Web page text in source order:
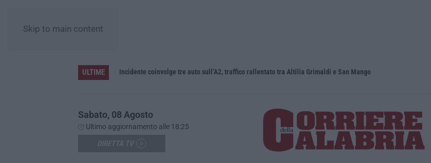
Skip to main content
ULTIME
La denuncia di Si-Avs Calabria: «Bloccate in mezzo al mare oltre 500 persone dirette al corteo No Ponte» Incidente coinvolge tre auto sull’A2, traffico rallentato tra Altilia Grimaldi e San Mango
Sabato, 08 Agosto
Ultimo aggiornamento alle 18:25